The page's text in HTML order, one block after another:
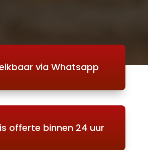
via Whatsapp
offerte binnen 24 uur